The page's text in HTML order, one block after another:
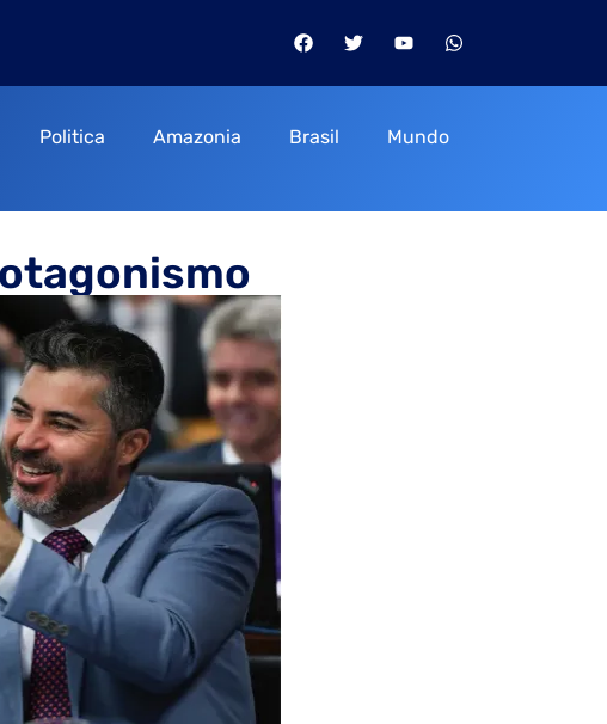
Politica Amazonia Brasil Mundo